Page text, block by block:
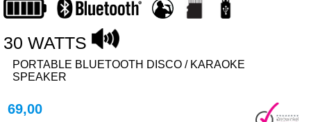
30 WATTS
PORTABLE BLUETOOTH DISCO / KARAOKE
SPEAKER
69,00